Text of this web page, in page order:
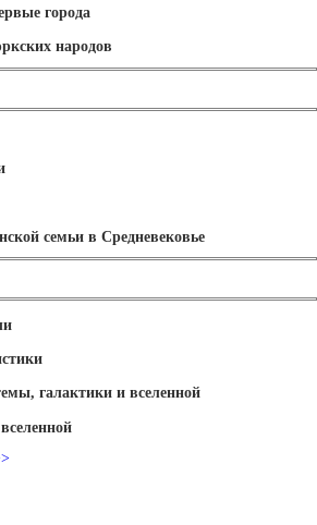
города
народов
семьи в Средневековье
галактики и вселенной